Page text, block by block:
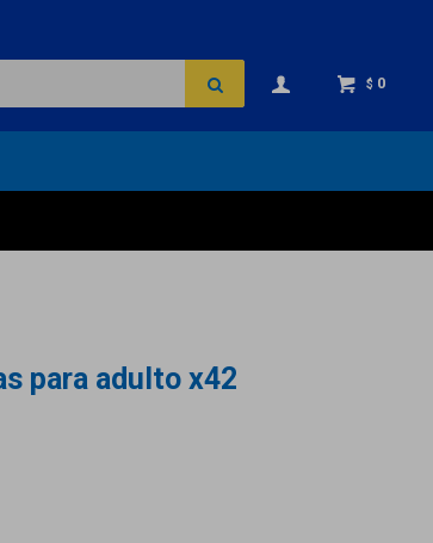
$ 0
para adulto x42